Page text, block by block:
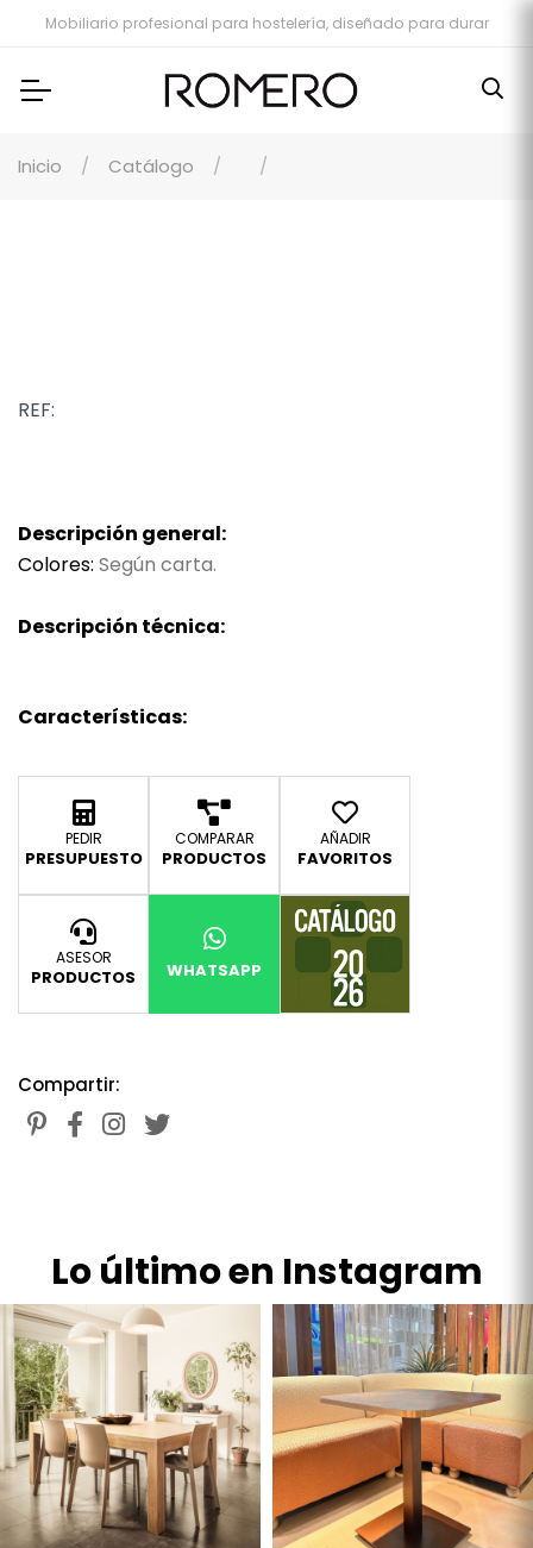
Mobiliario profesional para hostelería, diseñado para durar
Inicio Catálogo
REF:
Descripción general:
Colores: Según carta.
Descripción técnica:
Características:
PEDIR
PRESUPUESTO
COMPARAR
PRODUCTOS
AÑADIR
FAVORITOS
ASESOR
PRODUCTOS WHATSAPP
Compartir:
Lo último en Instagram